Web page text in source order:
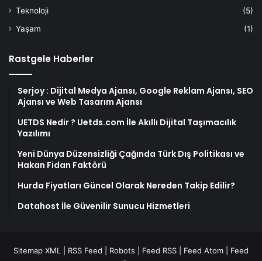
Teknoloji
(5)
Yaşam
(1)
Rastgele Haberler
Serjoy : Dijital Medya Ajansı, Google Reklam Ajansı, SEO
Ajansı ve Web Tasarım Ajansı
UETDS Nedir ? Uetds.com İle Akıllı Dijital Taşımacılık
Yazılımı
Yeni Dünya Düzensizliği Çağında Türk Dış Politikası ve
Hakan Fidan Faktörü
Hurda Fiyatları Güncel Olarak Nereden Takip Edilir?
Datahost İle Güvenilir Sunucu Hizmetleri
Sitemap XML RSS Feed Robots Feed RSS Feed Atom
Feed